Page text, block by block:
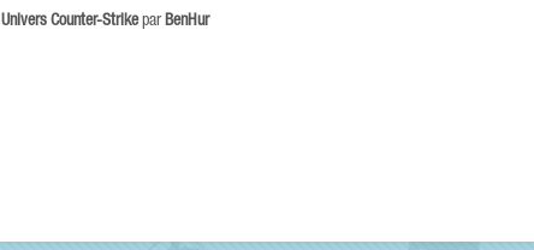
Univers Counter-Strikepar BenHur